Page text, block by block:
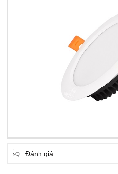
Đánh giá